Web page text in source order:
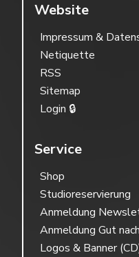
Website
Impressum &
Netiquette
RSS
Sitemap
Login 🔒
Service
Shop
Studioreservierung
Anmeldung
Anmeldung Gut
Logos & Banner